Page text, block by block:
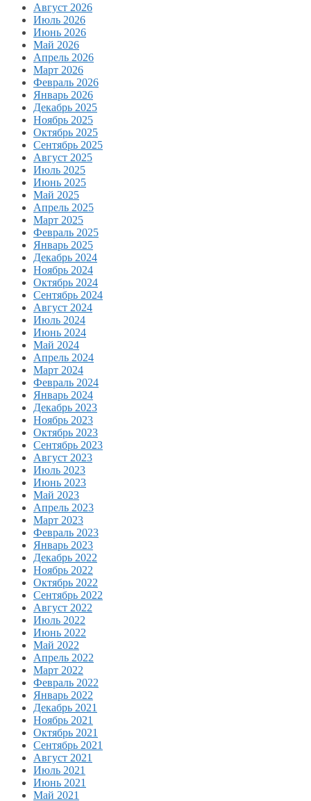
Август 2026
Июль 2026
Июнь 2026
Май 2026
Апрель 2026
Март 2026
Февраль 2026
Январь 2026
Декабрь 2025
Ноябрь 2025
Октябрь 2025
Сентябрь 2025
Август 2025
Июль 2025
Июнь 2025
Май 2025
Апрель 2025
Март 2025
Февраль 2025
Январь 2025
Декабрь 2024
Ноябрь 2024
Октябрь 2024
Сентябрь 2024
Август 2024
Июль 2024
Июнь 2024
Май 2024
Апрель 2024
Март 2024
Февраль 2024
Январь 2024
Декабрь 2023
Ноябрь 2023
Октябрь 2023
Сентябрь 2023
Август 2023
Июль 2023
Июнь 2023
Май 2023
Апрель 2023
Март 2023
Февраль 2023
Январь 2023
Декабрь 2022
Ноябрь 2022
Октябрь 2022
Сентябрь 2022
Август 2022
Июль 2022
Июнь 2022
Май 2022
Апрель 2022
Март 2022
Февраль 2022
Январь 2022
Декабрь 2021
Ноябрь 2021
Октябрь 2021
Сентябрь 2021
Август 2021
Июль 2021
Июнь 2021
Май 2021